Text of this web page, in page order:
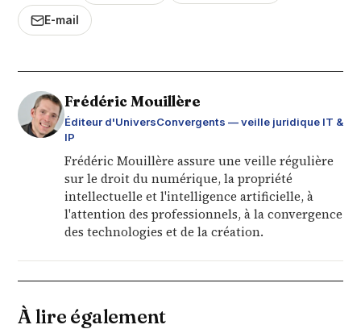
E-mail
Frédéric Mouillère
Éditeur d'UniversConvergents — veille juridique IT &
IP
Frédéric Mouillère assure une veille régulière
sur le droit du numérique, la propriété
intellectuelle et l'intelligence artificielle, à
l'attention des professionnels, à la convergence
des technologies et de la création.
À lire également